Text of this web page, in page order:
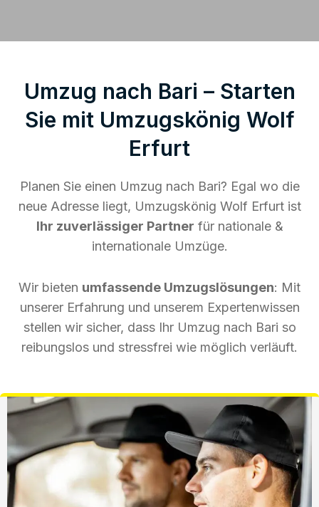
Umzug nach Bari – Starten
Sie mit Umzugskönig Wolf
Erfurt
Planen Sie einen Umzug nach Bari? Egal wo die
neue Adresse liegt, Umzugskönig Wolf Erfurt ist
Ihr zuverlässiger Partner für nationale &
internationale Umzüge.
Wir bieten umfassende Umzugslösungen: Mit
unserer Erfahrung und unserem Expertenwissen
stellen wir sicher, dass Ihr Umzug nach Bari so
reibungslos und stressfrei wie möglich verläuft.